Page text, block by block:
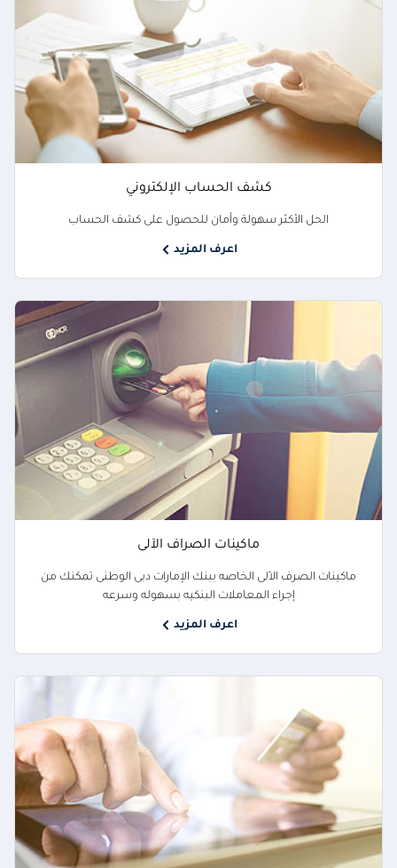
كشف الحساب الإلكتروني
الحل الأكثر سهولة وأمان للحصول على كشف الحساب
اعرف المزيد
ماكينات الصراف الآلى
ماكينات الصرف الاّلى الخاصه ببنك الإمارات دبى الوطنى تمكنك من
إجراء المعاملات البنكيه بسهوله وسرعه
اعرف المزيد